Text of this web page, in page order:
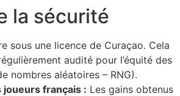
la sécurité
sous une licence de Curaçao. Cela
audité pour l’équité des
nombres aléatoires – RNG).
français : Les gains obtenus